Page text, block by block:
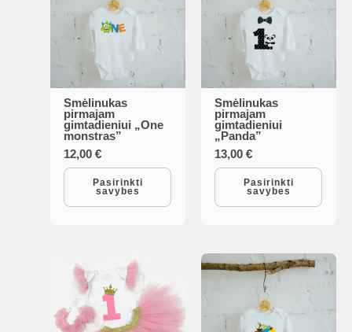
product
page
Smėlinukas
pirmajam
gimtadieniui „One
monstras”
12,00€
Pasirinkti
savybes
This
product
has
multiple
variants.
be
chosen
on
Smėlinukas
pirmajam
gimtadieniui
„Panda”
13,00€
Pasirinkti
savybes
This
product
has
multiple
variants.
may
on